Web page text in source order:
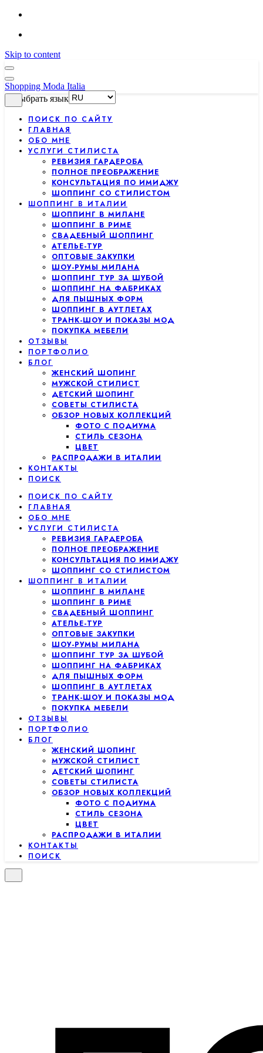
Skip to content
Shopping Moda Italia
Выбрать язык
ПОИСК ПО САЙТУ
ГЛАВНАЯ
ОБО МНЕ
УСЛУГИ СТИЛИСТА
РЕВИЗИЯ ГАРДЕРОБА
ПОЛНОЕ ПРЕОБРАЖЕНИЕ
КОНСУЛЬТАЦИЯ ПО ИМИДЖУ
ШОППИНГ СО СТИЛИСТОМ
ШОППИНГ В ИТАЛИИ
ШОППИНГ В МИЛАНЕ
ШОППИНГ В РИМЕ
СВАДЕБНЫЙ ШОППИНГ
АТЕЛЬЕ-ТУР
ОПТОВЫЕ ЗАКУПКИ
ШОУ-РУМЫ МИЛАНА
ШОППИНГ ТУР ЗА ШУБОЙ
ШОППИНГ НА ФАБРИКАХ
ДЛЯ ПЫШНЫХ ФОРМ
ШОППИНГ В АУТЛЕТАХ
ТРАНК-ШОУ И ПОКАЗЫ МОД
ПОКУПКА МЕБЕЛИ
ОТЗЫВЫ
ПОРТФОЛИО
БЛОГ
ЖЕНСКИЙ ШОПИНГ
МУЖСКОЙ СТИЛИСТ
ДЕТСКИЙ ШОПИНГ
СОВЕТЫ СТИЛИСТА
ОБЗОР НОВЫХ КОЛЛЕКЦИЙ
ФОТО С ПОДИУМА
СТИЛЬ СЕЗОНА
ЦВЕТ
РАСПРОДАЖИ В ИТАЛИИ
КОНТАКТЫ
ПОИСК
ПОИСК ПО САЙТУ
ГЛАВНАЯ
ОБО МНЕ
УСЛУГИ СТИЛИСТА
РЕВИЗИЯ ГАРДЕРОБА
ПОЛНОЕ ПРЕОБРАЖЕНИЕ
КОНСУЛЬТАЦИЯ ПО ИМИДЖУ
ШОППИНГ СО СТИЛИСТОМ
ШОППИНГ В ИТАЛИИ
ШОППИНГ В МИЛАНЕ
ШОППИНГ В РИМЕ
СВАДЕБНЫЙ ШОППИНГ
АТЕЛЬЕ-ТУР
ОПТОВЫЕ ЗАКУПКИ
ШОУ-РУМЫ МИЛАНА
ШОППИНГ ТУР ЗА ШУБОЙ
ШОППИНГ НА ФАБРИКАХ
ДЛЯ ПЫШНЫХ ФОРМ
ШОППИНГ В АУТЛЕТАХ
ТРАНК-ШОУ И ПОКАЗЫ МОД
ПОКУПКА МЕБЕЛИ
ОТЗЫВЫ
ПОРТФОЛИО
БЛОГ
ЖЕНСКИЙ ШОПИНГ
МУЖСКОЙ СТИЛИСТ
ДЕТСКИЙ ШОПИНГ
СОВЕТЫ СТИЛИСТА
ОБЗОР НОВЫХ КОЛЛЕКЦИЙ
ФОТО С ПОДИУМА
СТИЛЬ СЕЗОНА
ЦВЕТ
РАСПРОДАЖИ В ИТАЛИИ
КОНТАКТЫ
ПОИСК